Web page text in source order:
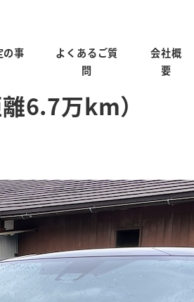
の事
よくあるご質
問
会社概
要
6.7万km）